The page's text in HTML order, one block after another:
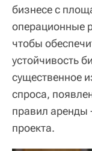
бизнесе с
операционные
чтобы
устойчивость
существенное
спроса,
правил аренды
проекта.